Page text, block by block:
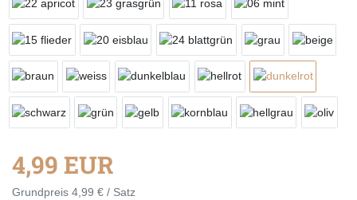
4,99 EUR
Grundpreis 4,99 € / Satz